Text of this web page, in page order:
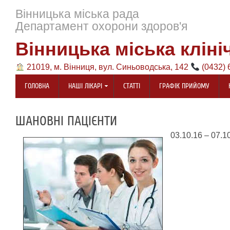
Вінницька міська рада
Департамент охорони здоров'я
Вінницька міська
21019, м. Вінниця, вул. Синьоводська, 142 (0432)
ГОЛОВНА НАШІ ЛІКАРІ СТАТТІ ГРАФІК ПРИЙОМУ
ШАНОВНІ ПАЦІЄНТИ
03.10.16 –